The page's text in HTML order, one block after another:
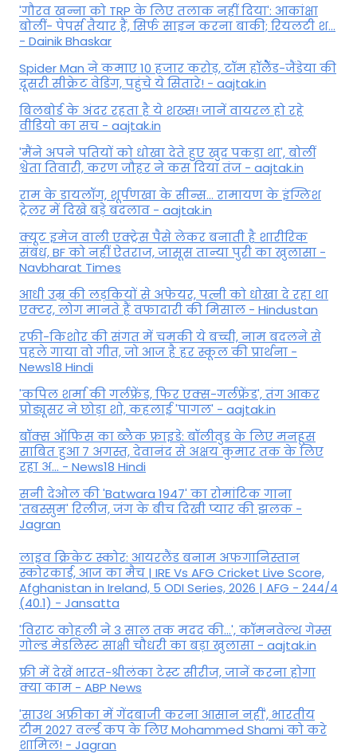
'गौरव खन्ना को TRP के लिए तलाक नहीं दिया': आकांक्षा
बोलीं- पेपर्स तैयार हैं, सिर्फ साइन करना बाकी; रियलटी श...
- Dainik Bhaskar
Spider Man ने कमाए 10 हजार करोड़, टॉम हॉलैेंड-जैंडेया की
दूसरी सीक्रेट वेडिंग, पहुंचे ये सितारे! - aajtak.in
बिलबोर्ड के अंदर रहता है ये शख्स! जानें वायरल हो रहे
वीडियो का सच - aajtak.in
'मैंने अपने पतियों को धोखा देते हुए खुद पकड़ा था', बोलीं
श्वेता तिवारी, करण जौहर ने कस दिया तंज - aajtak.in
राम के डायलॉग, शूर्पणखा के सीन्स... रामायण के इंग्लिश
ट्रेलर में दिखे बड़े बदलाव - aajtak.in
क्यूट इमेज वाली एक्ट्रेस पैसे लेकर बनाती है शारीरिक
संबंध, BF को नहीं ऐतराज, जासूस तान्‍या पुरी का खुलासा -
Navbharat Times
आधी उम्र की लड़कियों से अफेयर, पत्नी को धोखा दे रहा था
एक्टर, लोग मानते हैं वफादारी की मिसाल - Hindustan
रफी-किशोर की संगत में चमकी ये बच्ची, नाम बदलने से
पहले गाया वो गीत, जो आज है हर स्कूल की प्रार्थना -
News18 Hindi
'कपिल शर्मा की गर्लफ्रेंड, फिर एक्स-गर्लफ्रेंड', तंग आकर
प्रोड्यूसर ने छोड़ा शो, कहलाई 'पागल' - aajtak.in
बॉक्स ऑफिस का ब्लैक फ्राइडे: बॉलीवुड के लिए मनहूस
साबित हुआ 7 अगस्त, देवानंद से अक्षय कुमार तक के लिए
रहा अ... - News18 Hindi
सनी देओल की 'Batwara 1947' का रोमांटिक गाना
'तबस्सुम' रिलीज, जंग के बीच दिखी प्यार की झलक -
Jagran
लाइव क्रिकेट स्कोर: आयरलैंड बनाम अफगानिस्तान
स्कोरकार्ड, आज का मैच | IRE Vs AFG Cricket Live Score,
Afghanistan in Ireland, 5 ODI Series, 2026 | AFG - 244/4
(40.1) - Jansatta
'विराट कोहली ने 3 साल तक मदद की...', कॉमनवेल्थ गेम्स
गोल्ड मेडलिस्ट साक्षी चौधरी का बड़ा खुलासा - aajtak.in
फ्री में देखें भारत-श्रीलंका टेस्ट सीरीज, जानें करना होगा
क्या काम - ABP News
'साउथ अफ्रीका में गेंदबाजी करना आसान नहीं', भारतीय
टीम 2027 वर्ल्‍ड कप के लिए Mohammed Shami को करे
शामिल! - Jagran